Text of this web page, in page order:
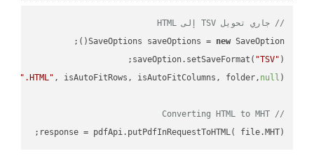
// جاري تحويل TSV إلى HTML
SaveOptions saveOptions = new
saveOption.setSaveFormat( "TSV"
".HTML" , isAutoFitRows, isAutoFitColumns, folder, null
// Converting HTML to MHT
response = pdfApi.putPdfInRequestToHTML( file.MHT);